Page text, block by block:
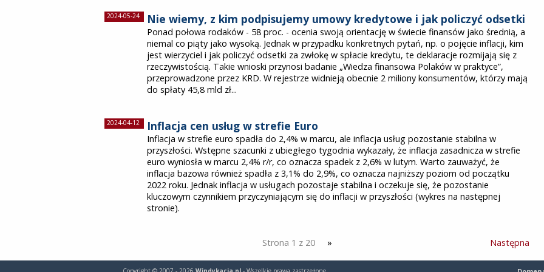
2024-05-24 Nie wiemy, z kim podpisujemy umowy kredytowe i jak policzyć odsetki
Ponad połowa rodaków - 58 proc. - ocenia swoją orientację w świecie finansów jako średnią, a
niemal co piąty jako wysoką. Jednak w przypadku konkretnych pytań, np. o pojęcie inflacji, kim
jest wierzyciel i jak policzyć odsetki za zwłokę w spłacie kredytu, te deklaracje rozmijają się z
rzeczywistością. Takie wnioski przynosi badanie „Wiedza finansowa Polaków w praktyce”,
przeprowadzone przez KRD. W rejestrze widnieją obecnie 2 miliony konsumentów, którzy mają
do spłaty 45,8 mld zł...
2024-04-12 Inflacja cen usług w strefie Euro
Inflacja w strefie euro spadła do 2,4% w marcu, ale inflacja usług pozostanie stabilna w
przyszłości. Wstępne szacunki z ubiegłego tygodnia wykazały, że inflacja zasadnicza w strefie
euro wyniosła w marcu 2,4% r/r, co oznacza spadek z 2,6% w lutym. Warto zauważyć, że
inflacja bazowa również spadła z 3,1% do 2,9%, co oznacza najniższy poziom od początku
2022 roku. Jednak inflacja w usługach pozostaje stabilna i oczekuje się, że pozostanie
kluczowym czynnikiem przyczyniającym się do inflacji w przyszłości (wykres na następnej
stronie).
Strona 1 z 20 Następna
»